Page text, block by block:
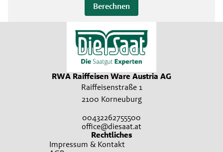
Berechnen
RWA Raiffeisen Ware Austria AG
Raiffeisenstraße 1
2100 Korneuburg
00432262755500
office@diesaat.at
Rechtliches
Impressum & Kontakt